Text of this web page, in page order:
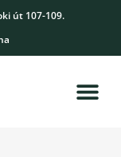
út 107-109.